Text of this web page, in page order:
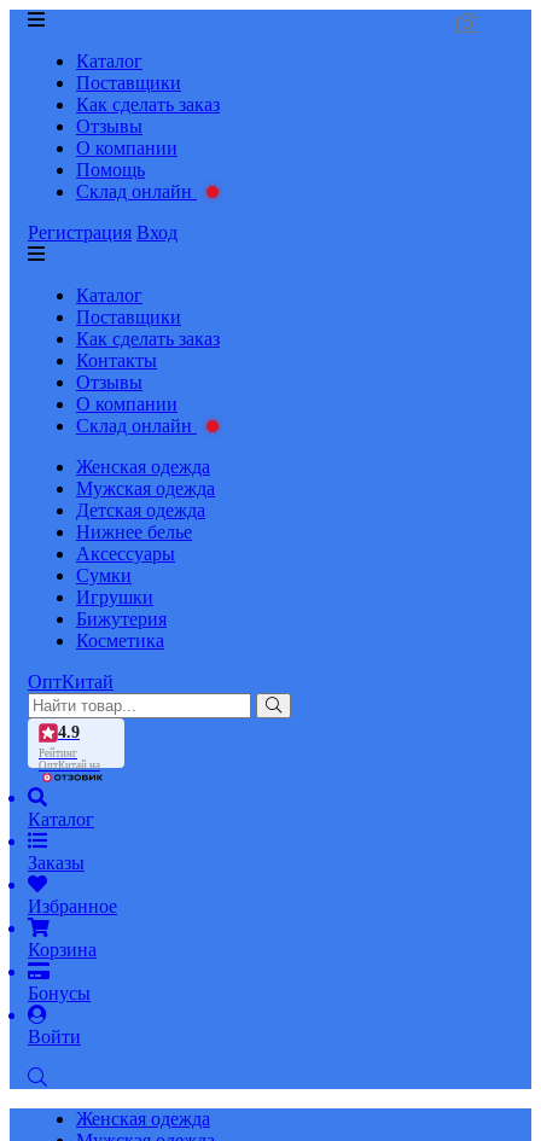
Каталог
Поставщики
Как сделать заказ
Отзывы
О компании
Помощь
Склад онлайн
Регистрация Вход
Каталог
Поставщики
Как сделать заказ
Контакты
Отзывы
О компании
Склад онлайн
Женская одежда
Мужская одежда
Детская одежда
Нижнее белье
Аксессуары
Сумки
Игрушки
Бижутерия
Косметика
ОптКитай
4.9
Рейтинг
ОптКитай на
Каталог
Заказы
Избранное
Корзина
Бонусы
Войти
Женская одежда